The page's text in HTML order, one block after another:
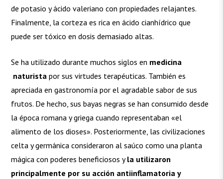
de potasio y ácido valeriano con propiedades relajantes.
Finalmente, la corteza es rica en ácido cianhídrico que
puede ser tóxico en dosis demasiado altas.
Se ha utilizado durante muchos siglos en medicina
naturista por sus virtudes terapéuticas. También es
apreciada en gastronomía por el agradable sabor de sus
frutos. De hecho, sus bayas negras se han consumido desde
la época romana y griega cuando representaban «el
alimento de los dioses». Posteriormente, las civilizaciones
celta y germánica consideraron al saúco como una planta
mágica con poderes beneficiosos yla utilizaron
principalmente por su acción antiinflamatoria y